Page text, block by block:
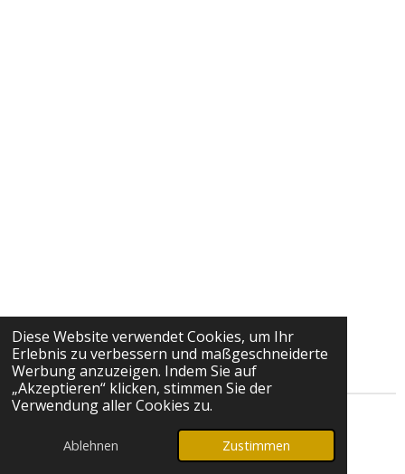
Diese Website verwendet Cookies, um Ihr
Erlebnis zu verbessern und maßgeschneiderte
Werbung anzuzeigen. Indem Sie auf
„Akzeptieren“ klicken, stimmen Sie der
Verwendung aller Cookies zu.
Ablehnen Zustimmen
Mit Unterstützung von